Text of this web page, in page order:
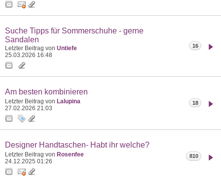
Suche Tipps für Sommerschuhe - gerne
Sandalen
Letzter Beitrag von Untiefe
25.03.2026 16:48
16
Am besten kombinieren
Letzter Beitrag von Lalupina
27.02.2026 21:03
18
Designer Handtaschen- Habt ihr welche?
Letzter Beitrag von Rosenfee
24.12.2025 01:26
810